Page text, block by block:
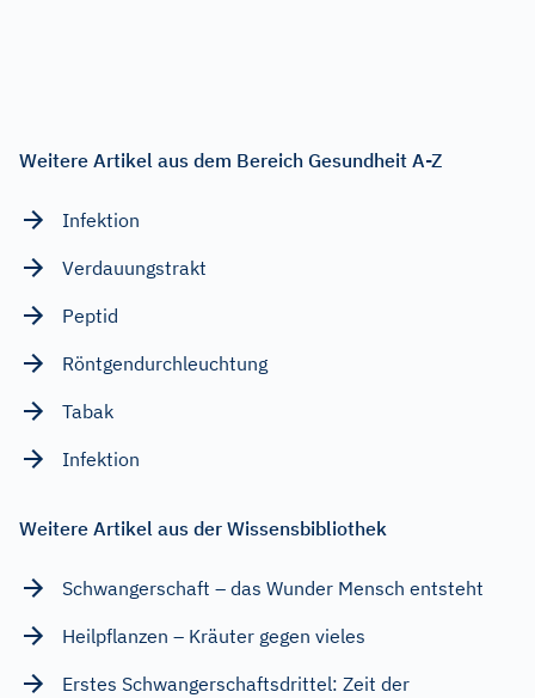
Weitere Artikel aus dem Bereich Gesundheit A-Z
Infektion
Verdauungstrakt
Peptid
Röntgendurchleuchtung
Tabak
Infektion
Weitere Artikel aus der Wissensbibliothek
Schwangerschaft – das Wunder Mensch entsteht
Heilpflanzen – Kräuter gegen vieles
Erstes Schwangerschaftsdrittel: Zeit der